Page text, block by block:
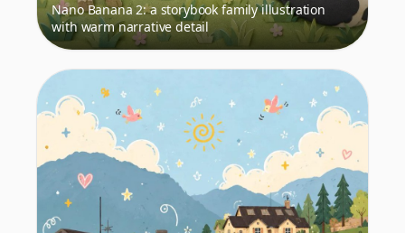
Nano Banana 2: a storybook family illustration
with warm narrative detail